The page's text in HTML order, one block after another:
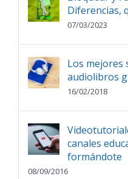
Diferencias,
07/03/2023
Los mejores
audiolibros
16/02/2018
canales
formándote
08/09/2016